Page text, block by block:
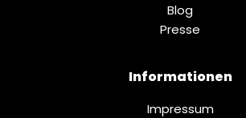
Blog
Presse
Informationen
Impressum